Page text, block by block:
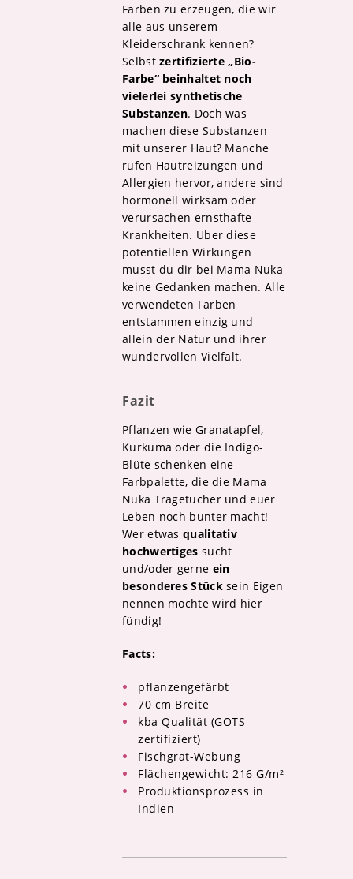
Farben zu erzeugen, die wir
alle aus unserem
Kleiderschrank kennen?
Selbstzertifizierte „Bio-
Farbe“ beinhaltet noch
vielerlei synthetische
Substanzen. Doch was
machen diese Substanzen
mit unserer Haut? Manche
rufen Hautreizungen und
Allergien hervor, andere sind
hormonell wirksam oder
verursachen ernsthafte
Krankheiten. Über diese
potentiellen Wirkungen
musst du dir bei Mama Nuka
keine Gedanken machen. Alle
verwendeten Farben
entstammen einzig und
allein der Natur und ihrer
wundervollen Vielfalt.
Fazit
Pflanzen wie Granatapfel,
Kurkuma oder die Indigo-
Blüte schenken eine
Farbpalette, die die Mama
Nuka Tragetücher und euer
Leben noch bunter macht!
Wer etwasqualitativ
hochwertiges sucht
und/oder gerne ein
besonderes Stücksein Eigen
nennen möchte wird hier
fündig!
Facts:
pflanzengefärbt
70 cm Breite
kba Qualität (GOTS
zertifiziert)
Fischgrat-Webung
Flächengewicht: 216 G/m²
Produktionsprozess in
Indien